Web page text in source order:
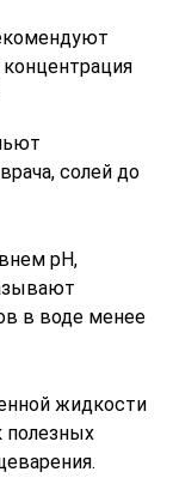
солей до
pH,
в воде менее
жидкости
полезных